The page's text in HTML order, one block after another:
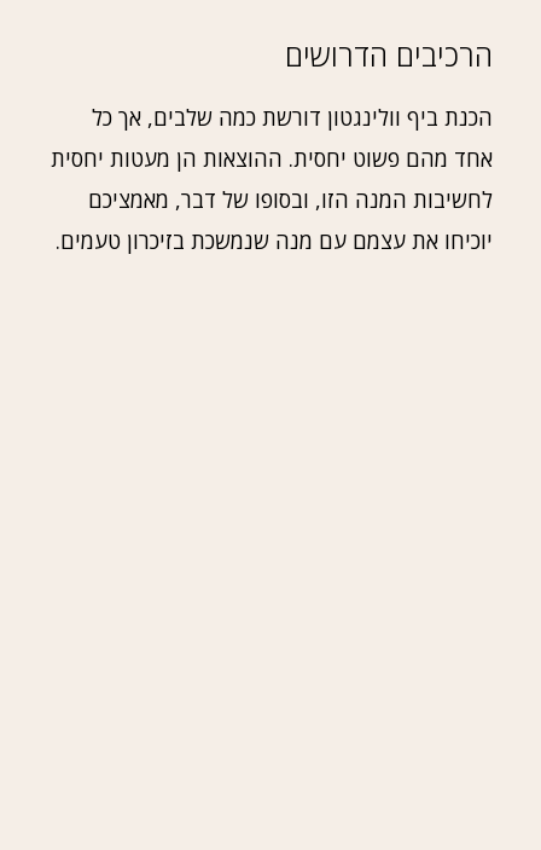
הרכיבים הדרושים
הכנת ביף וולינגטון דורשת כמה שלבים, אך כל
אחד מהם פשוט יחסית. ההוצאות הן מעטות יחסית
לחשיבות המנה הזו, ובסופו של דבר, מאמציכם
יוכיחו את עצמם עם מנה שנמשכת בזיכרון טעמים.